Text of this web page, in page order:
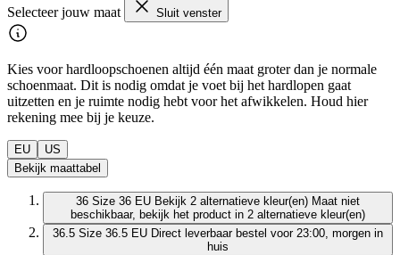
Selecteer jouw maat Sluit venster
Kies voor hardloopschoenen altijd één maat groter dan je normale
schoenmaat. Dit is nodig omdat je voet bij het hardlopen gaat
uitzetten en je ruimte nodig hebt voor het afwikkelen. Houd hier
rekening mee bij je keuze.
EU
US
Bekijk maattabel
36 Size 36 EU Bekijk 2 alternatieve kleur(en) Maat niet
beschikbaar, bekijk het product in 2 alternatieve kleur(en)
36.5 Size 36.5 EU Direct leverbaar bestel voor 23:00, morgen in
huis